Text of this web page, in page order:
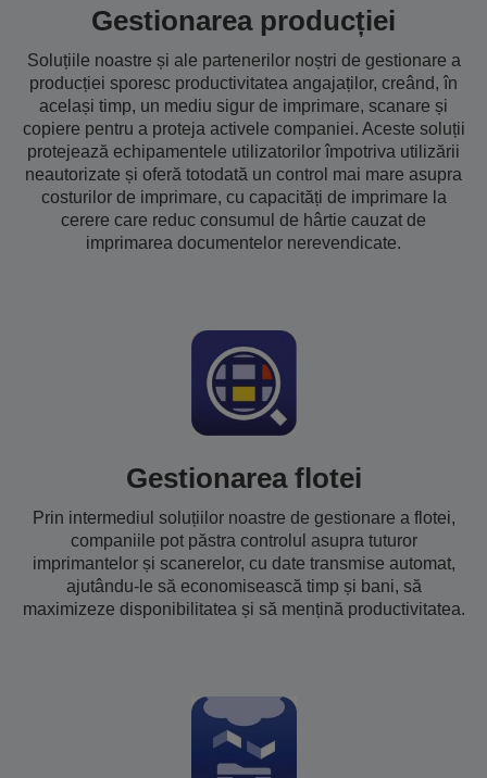
Gestionarea producției
Soluțiile noastre și ale partenerilor noștri de gestionare a
producției sporesc productivitatea angajaților, creând, în
același timp, un mediu sigur de imprimare, scanare și
copiere pentru a proteja activele companiei. Aceste soluții
protejează echipamentele utilizatorilor împotriva utilizării
neautorizate și oferă totodată un control mai mare asupra
costurilor de imprimare, cu capacități de imprimare la
cerere care reduc consumul de hârtie cauzat de
imprimarea documentelor nerevendicate.
Gestionarea flotei
Prin intermediul soluțiilor noastre de gestionare a flotei,
companiile pot păstra controlul asupra tuturor
imprimantelor și scanerelor, cu date transmise automat,
ajutându-le să economisească timp și bani, să
maximizeze disponibilitatea și să mențină productivitatea.